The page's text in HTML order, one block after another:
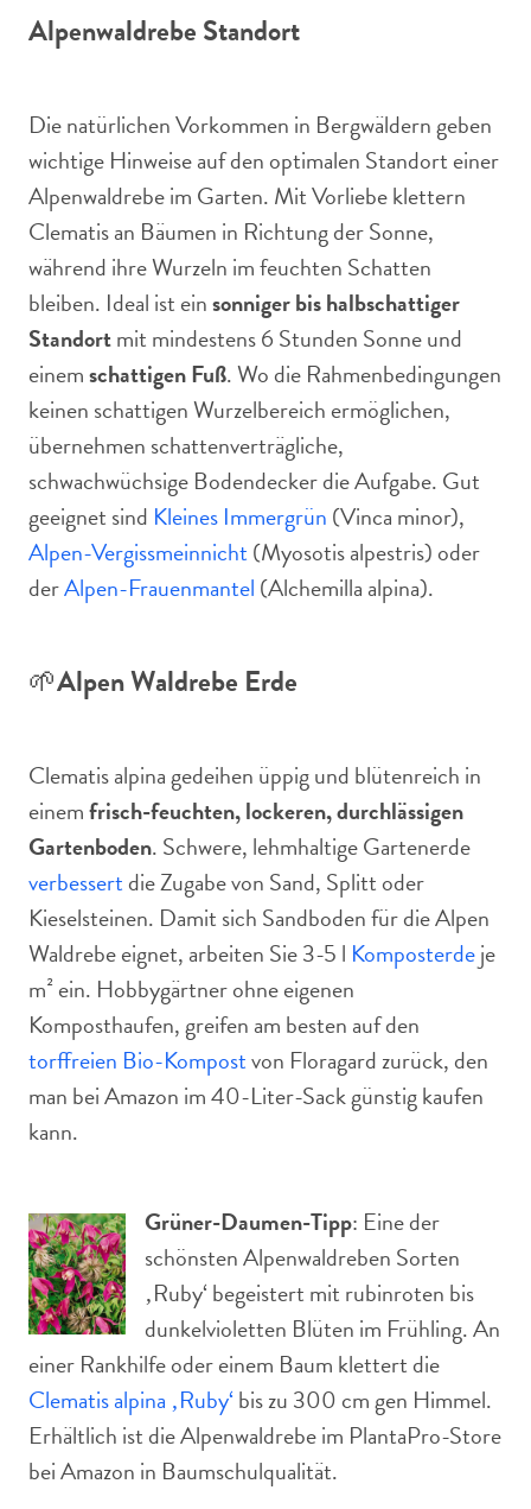
Alpenwaldrebe Standort
Die natürlichen Vorkommen in Bergwäldern geben
wichtige Hinweise auf den optimalen Standort einer
Alpenwaldrebe im Garten. Mit Vorliebe klettern
Clematis an Bäumen in Richtung der Sonne,
während ihre Wurzeln im feuchten Schatten
bleiben. Ideal ist einsonniger bis halbschattiger
Standortmit mindestens 6 Stunden Sonne und
einemschattigen Fuß. Wo die Rahmenbedingungen
keinen schattigen Wurzelbereich ermöglichen,
übernehmen schattenverträgliche,
schwachwüchsige Bodendecker die Aufgabe. Gut
geeignet sind Kleines Immergrün (Vinca minor),
Alpen-Vergissmeinnicht(Myosotis alpestris) oder
derAlpen-Frauenmantel (Alchemilla alpina).
🌱Alpen Waldrebe Erde
Clematis alpina gedeihen üppig und blütenreich in
einemfrisch-feuchten, lockeren, durchlässigen
Gartenboden. Schwere, lehmhaltige Gartenerde
verbessertdie Zugabe von Sand, Splitt oder
Kieselsteinen. Damit sich Sandboden für die Alpen
Waldrebe eignet, arbeiten Sie 3-5 l Komposterdeje
m² ein. Hobbygärtner ohne eigenen
Komposthaufen, greifen am besten auf den
torffreien Bio-Kompostvon Floragard zurück, den
man bei Amazon im 40-Liter-Sack günstig kaufen
kann.
Grüner-Daumen-Tipp: Eine der
schönsten Alpenwaldreben Sorten
‚Ruby‘ begeistert mit rubinroten bis
dunkelvioletten Blüten im Frühling. An
einer Rankhilfe oder einem Baum klettert die
Clematis alpina ‚Ruby‘ bis zu 300 cm gen Himmel.
Erhältlich ist die Alpenwaldrebe im PlantaPro-Store
bei Amazon in Baumschulqualität.